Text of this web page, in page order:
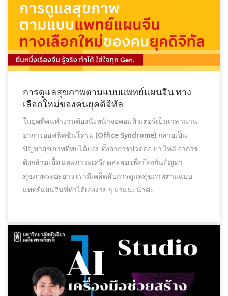
การดูแลสุขภาพตามแบบแพทย์แผนจีน ทาง
เลือกใหม่ของคนยุคดิจิทัล
ในยุคที่คนทำงานต้องนั่งหน้าจอคอมพิวเตอร์เป็นเวลานาน
อาการออฟฟิศซินโดรม (Office Syndrome) กลายเป็น
ปัญหาสุขภาพที่พบได้บ่อย ทั้งอาการปวดคอ บ่า ไหล่ อาการ
ตึงกล้ามเนื้อ และภาวะเครียดสะสม เพื่อป้องกันปัญหา
สุขภาพระยะยาว เรามีเคล็ดลับการดูแลสุขภาพตามแบบ
แพทย์แผนจีนที่ทำได้เองง่าย ๆ มาแนะนำค่ะ